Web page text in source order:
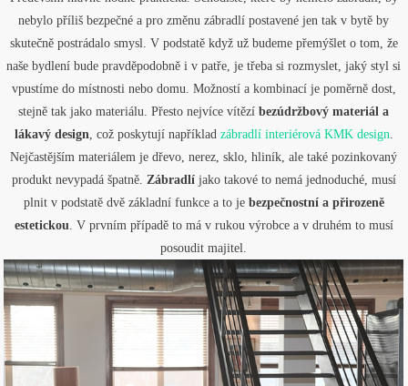
nebylo příliš bezpečné a pro změnu zábradlí postavené jen tak v bytě by
skutečně postrádalo smysl. V podstatě když už budeme přemýšlet o tom, že
naše bydlení bude pravděpodobně i v patře, je třeba si rozmyslet, jaký styl si
vpustíme do místnosti nebo domu. Možností a kombinací je poměrně dost,
stejně tak jako materiálu. Přesto nejvíce vítězíbezúdržbový materiál a
lákavý design , což poskytují například zábradlí interiérová KMK design
Nejčastějším materiálem je dřevo, nerez, sklo, hliník, ale také pozinkovaný
produkt nevypadá špatně. Zábradlíjako takové to nemá jednoduché, musí
plnit v podstatě dvě základní funkce a to je bezpečnostní a přirozeně
estetickou . V prvním případě to má v rukou výrobce a v druhém to musí
posoudit majitel.